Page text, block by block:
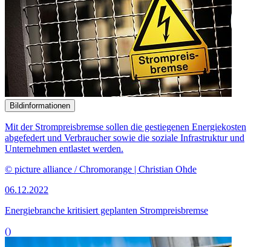
Bildinformationen
Mit der Strompreisbremse sollen die gestiegenen Energiekosten
abgefedert und Verbraucher sowie die soziale Infrastruktur und
Unternehmen entlastet werden.
© picture alliance / Chromorange | Christian Ohde
06.12.2022
Energiebranche kritisiert geplanten Strompreisbremse
()